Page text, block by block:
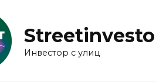
Инвестор с улиц